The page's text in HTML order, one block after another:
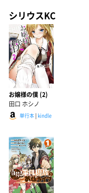
シリウスKC
お嬢様の僕 (2)
田口 ホシノ
単行本 | kindle